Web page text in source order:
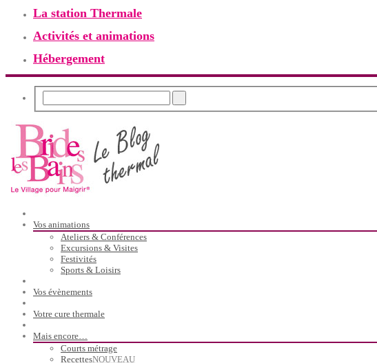
La station Thermale
Activités et animations
Hébergement
Vos animations
Ateliers & Conférences
Excursions & Visites
Festivités
Sports & Loisirs
Vos évènements
Votre cure thermale
Mais encore…
Courts métrage
RecettesNOUVEAU